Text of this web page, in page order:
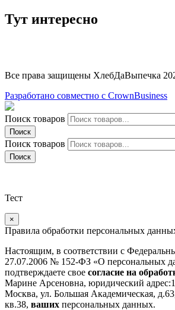
Тут интересно
Все права защищены ХлебДаВыпечка
Разработано совместно с CrownBusiness
Поиск товаров
Поиск
Поиск товаров
Поиск
Тест
×
Правила обработки персональных
Настоящим, в соответствии с
27.07.2006 № 152-ФЗ «О персональных
подтверждаете свое согласие на
Марине Арсеновна, юридический
Москва, ул. Большая Академическая,
кв.38, ваших персональных данных.